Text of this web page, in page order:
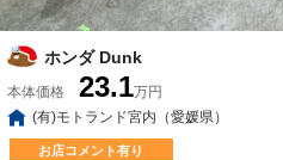
ホンダ Dunk
本体価格 23.1万円
(有)モトランド宮内（愛媛県）
お店コメント有り